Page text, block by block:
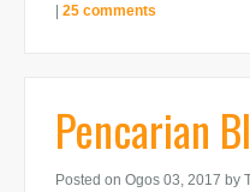
| 25 comments
Pencarian
Posted on Ogos 03, 2017 by